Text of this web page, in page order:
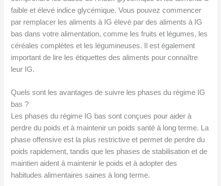
faible et élevé indice glycémique. Vous pouvez commencer
par remplacer les aliments à IG élevé par des aliments à IG
bas dans votre alimentation, comme les fruits et légumes, les
céréales complètes et les légumineuses. Il est également
important de lire les étiquettes des aliments pour connaître
leur IG.
Quels sont les avantages de suivre les phases du régime IG
bas ?
Les phases du régime IG bas sont conçues pour aider à
perdre du poids et à maintenir un poids santé à long terme. La
phase offensive est la plus restrictive et permet de perdre du
poids rapidement, tandis que les phases de stabilisation et de
maintien aident à maintenir le poids et à adopter des
habitudes alimentaires saines à long terme.